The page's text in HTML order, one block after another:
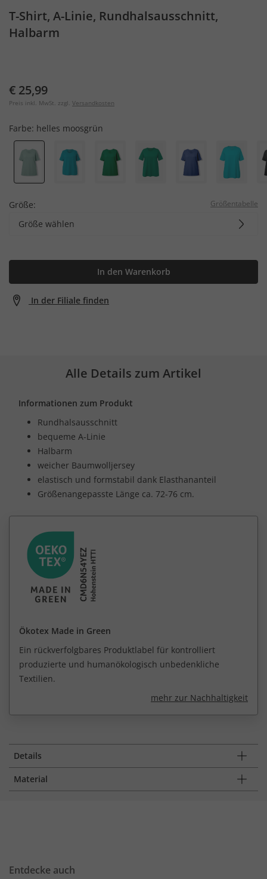
T-Shirt, A-Linie, Rundhalsausschnitt,
Halbarm
€ 25,99
Preis inkl. MwSt. zzgl. Versandkosten
Farbe: helles moosgrün
Größe: Größentabelle
Größe wählen
In den Warenkorb
In der Filiale finden
Alle Details zum Artikel
Informationen zum Produkt
Rundhalsausschnitt
bequeme A-Linie
Halbarm
weicher Baumwolljersey
elastisch und formstabil dank Elasthananteil
Größenangepasste Länge ca. 72-76 cm.
Ökotex Made in Green
Ein rückverfolgbares Produktlabel für kontrolliert
produzierte und humanökologisch unbedenkliche
Textilien.
mehr zur Nachhaltigkeit
Details
Material
Entdecke auch